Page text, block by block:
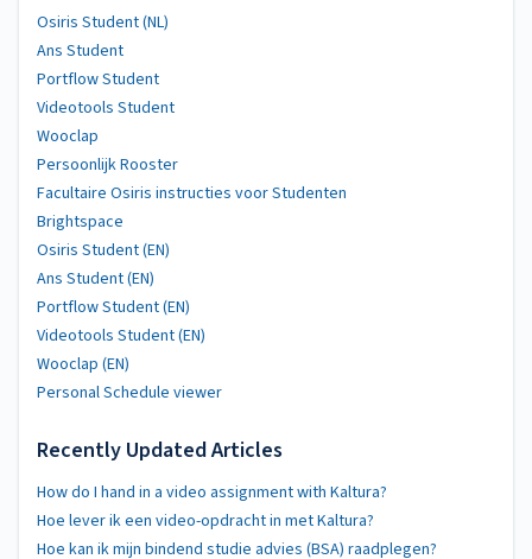
Osiris Student (NL)
Ans Student
Portflow Student
Videotools Student
Wooclap
Persoonlijk Rooster
Facultaire Osiris instructies voor Studenten
Brightspace
Osiris Student (EN)
Ans Student (EN)
Portflow Student (EN)
Videotools Student (EN)
Wooclap (EN)
Personal Schedule viewer
Recently Updated Articles
How do I hand in a video assignment with Kaltura?
Hoe lever ik een video-opdracht in met Kaltura?
Hoe kan ik mijn bindend studie advies (BSA) raadplegen?